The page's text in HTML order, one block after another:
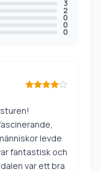
3
2
0
0
0
levde
fantastisk och
var ett bra